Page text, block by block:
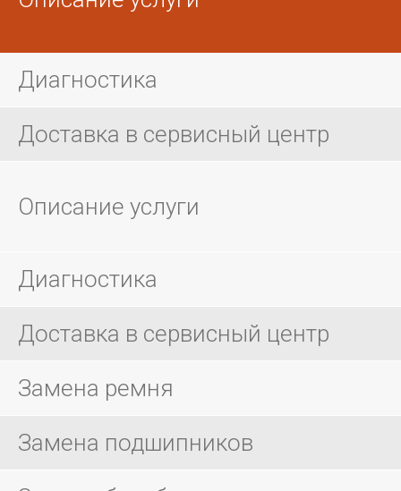
Диагностика
Доставка в сервисный центр
Описание услуги
Диагностика
Доставка в сервисный центр
Замена ремня
Замена подшипников